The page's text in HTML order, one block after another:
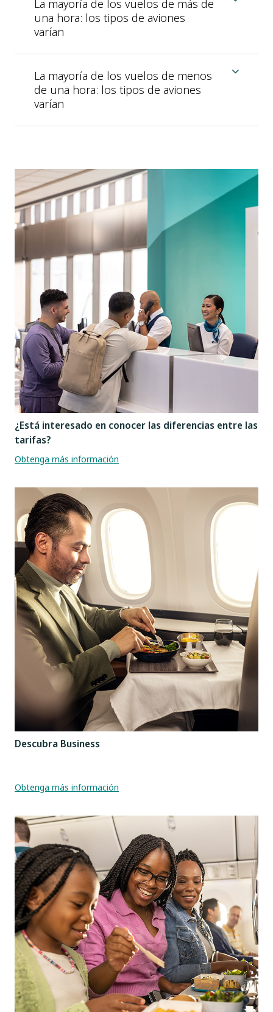
La mayoría de los vuelos de más de
una hora: los tipos de aviones
varían
La mayoría de los vuelos de menos
de una hora: los tipos de aviones
varían
¿Está interesado en conocer las diferencias entre las
tarifas?
Obtenga más información
Descubra Business
Obtenga más información